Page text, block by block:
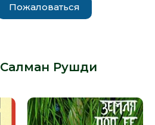
Пожаловаться
Салман Рушди